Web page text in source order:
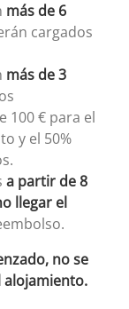
más de 6
cargados
más de 3
100 € para el
y el 50%
a partir de 8
llegar el
no se
alojamiento.